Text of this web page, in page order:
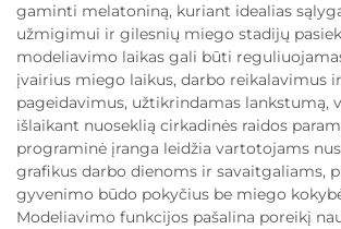
gaminti melatoniną, kuriant idealias
užmigimui ir gilesnių miego stadijų
modeliavimo laikas gali būti
įvairius miego laikus, darbo reikalavimus
pageidavimus, užtikrindamas lankstumą,
išlaikant nuoseklią cirkadinės raidos
programinė įranga leidžia vartotojams
grafikus darbo dienoms ir savaitgaliams,
gyvenimo būdo pokyčius be miego
Modeliavimo funkcijos pašalina poreikį